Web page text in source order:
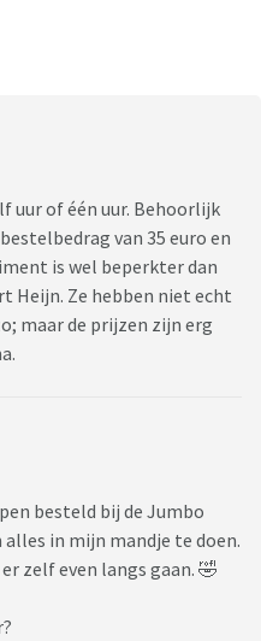
uur of één uur. Behoorlijk
van 35 euro en
is wel beperkter dan
Heijn. Ze hebben niet echt
maar de prijzen zijn erg
besteld bij de Jumbo
in mijn mandje te doen.
zelf even langs gaan. 🤣